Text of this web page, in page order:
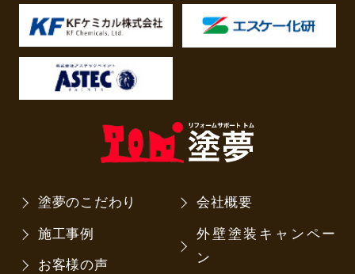
塗夢のこだわり
施工事例
お客様の声
会社概要
外壁塗装キャンペー
ン